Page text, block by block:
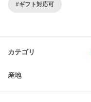
#ギフト対応可
カテゴリ
産地